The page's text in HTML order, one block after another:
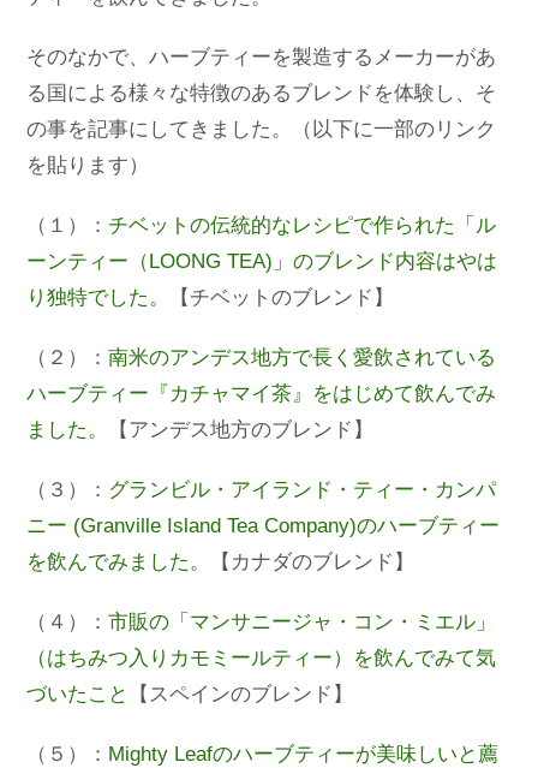
そのなかで、ハーブティーを製造するメーカーがあ
る国による様々な特徴のあるブレンドを体験し、そ
の事を記事にしてきました。（以下に一部のリンク
を貼ります）
（１）： チベットの伝統的なレシピで作られた「ル
ーンティー（LOONG TEA)」のブレンド内容はやは
り独特でした。
【チベットのブレンド】
（２）：南米のアンデス地方で長く愛飲されている
ハーブティー『カチャマイ茶』をはじめて飲んでみ
ました。
【アンデス地方のブレンド】
（３）： グランビル・アイランド・ティー・カンパ
ニー (Granville Island Tea Company)のハーブティー
を飲んでみました。【カナダのブレンド】
（４）：市販の「マンサニージャ・コン・ミエル」
（はちみつ入りカモミールティー）を飲んでみて気
づいたこと
【スペインのブレンド】
（５）： Mighty Leafのハーブティーが美味しいと薦